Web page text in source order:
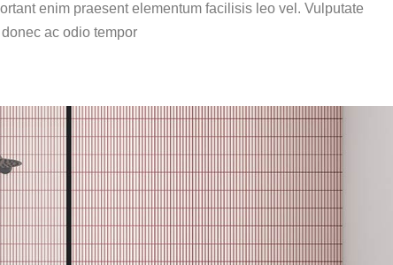
enim praesent elementum facilisis leo vel. Vulputate
ac odio tempor